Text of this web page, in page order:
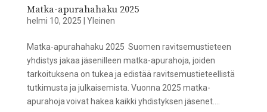
Matka-apurahahaku 2025
helmi 10, 2025 Yleinen
Matka-apurahahaku 2025 Suomen ravitsemustieteen
yhdistys jakaa jäsenilleen matka-apurahoja, joiden
tarkoituksena on tukea ja edistää ravitsemustieteellistä
tutkimusta ja julkaisemista. Vuonna 2025 matka-
apurahoja voivat hakea kaikki yhdistyksen jäsenet....